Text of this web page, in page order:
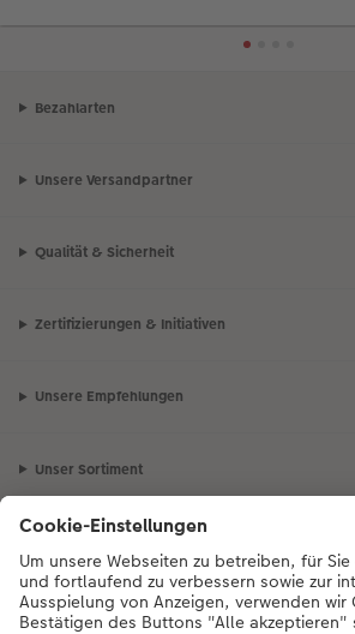
Bezahlarten
Unsere Versandpartner
Qualität & Sicherheit
Zertifizierungen & Initiativen
Unsere Empfehlungen
Unser Sortiment
Mehr zum CEWE Fotoservice